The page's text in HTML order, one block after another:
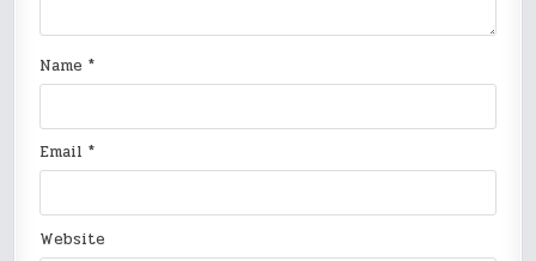
Name*
Email*
Website